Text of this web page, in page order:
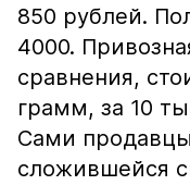
850 рублей.
4000.
сравнения,
грамм, за 10
Сами
сложившейся